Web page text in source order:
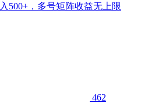
500+，多号矩阵收益无上限
462